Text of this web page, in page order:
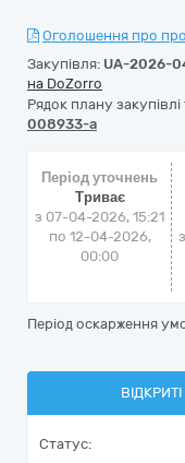
Оголошення про
Закупівля: UA-2026-
на DoZorro
Рядок плану
008933-a
Період уточнень
Триває
з 07-04-2026, 15:21
по 12-04-2026,
00:00
Період оскарження
Статус: